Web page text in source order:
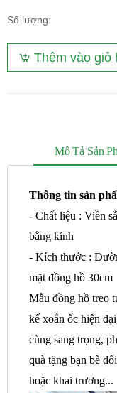
Số lượng:
Thêm vào giỏ
Mô Tả Sản
Thông tin sản
- Chất liệu : Viền
bằng kính
- Kích thước :
mặt đồng hồ 30cm
Mẫu đồng hồ treo
kế xoắn ốc hiện
cùng sang trọng,
quà tặng bạn bè
hoặc khai trương...